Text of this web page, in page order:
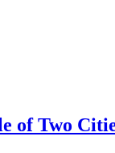
of Two